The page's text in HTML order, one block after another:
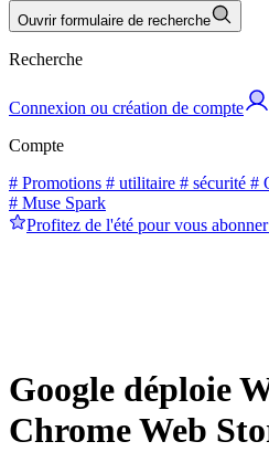
Ouvrir formulaire de recherche
Recherche
Connexion ou création de compte
Compte
# Promotions # utilitaire # sécurité #
# Muse Spark
Profitez de l'été pour vous
Google déploie
Chrome Web